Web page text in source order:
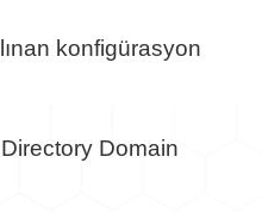
konfigürasyon
Domain